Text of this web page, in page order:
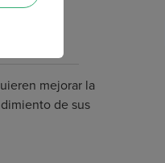
mejorar la
de sus